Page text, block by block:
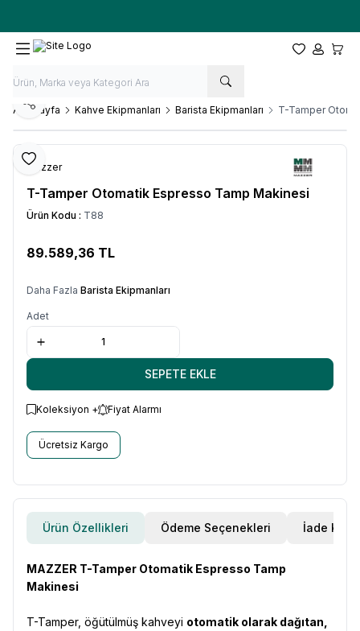
Favorilerim
Hesabım
Ana Sayfa Kahve Ekipmanları Barista Ekipmanları T-Tamper
Favoriye Ekle
Paylaş
Mazzer
T-Tamper Otomatik Espresso Tamp Makinesi
Ürün Kodu : T88
89.589,36 TL
Daha Fazla Barista Ekipmanları
Adet
SEPETE EKLE
Koleksiyon + Fiyat Alarmı
Ücretsiz Kargo
Ürün Özellikleri Ödeme Seçenekleri İade
MAZZER T-Tamper Otomatik Espresso Tamp
Makinesi
T-Tamper, öğütülmüş kahveyi otomatik olarak dağıtan,